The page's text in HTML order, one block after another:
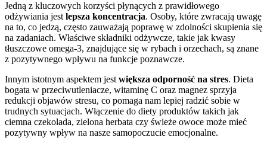
Jedną z kluczowych korzyści płynących z prawidłowego
odżywiania jest lepsza koncentracja. Osoby, które zwracają uwagę
na to, co jedzą, często zauważają poprawę w zdolności skupienia się
na zadaniach. Właściwe składniki odżywcze, takie jak kwasy
tłuszczowe omega-3, znajdujące się w rybach i orzechach, są znane
z pozytywnego wpływu na funkcje poznawcze.
Innym istotnym aspektem jest większa odporność na stres. Dieta
bogata w przeciwutleniacze, witaminę C oraz magnez sprzyja
redukcji objawów stresu, co pomaga nam lepiej radzić sobie w
trudnych sytuacjach. Włączenie do diety produktów takich jak
ciemna czekolada, zielona herbata czy świeże owoce może mieć
pozytywny wpływ na nasze samopoczucie emocjonalne.